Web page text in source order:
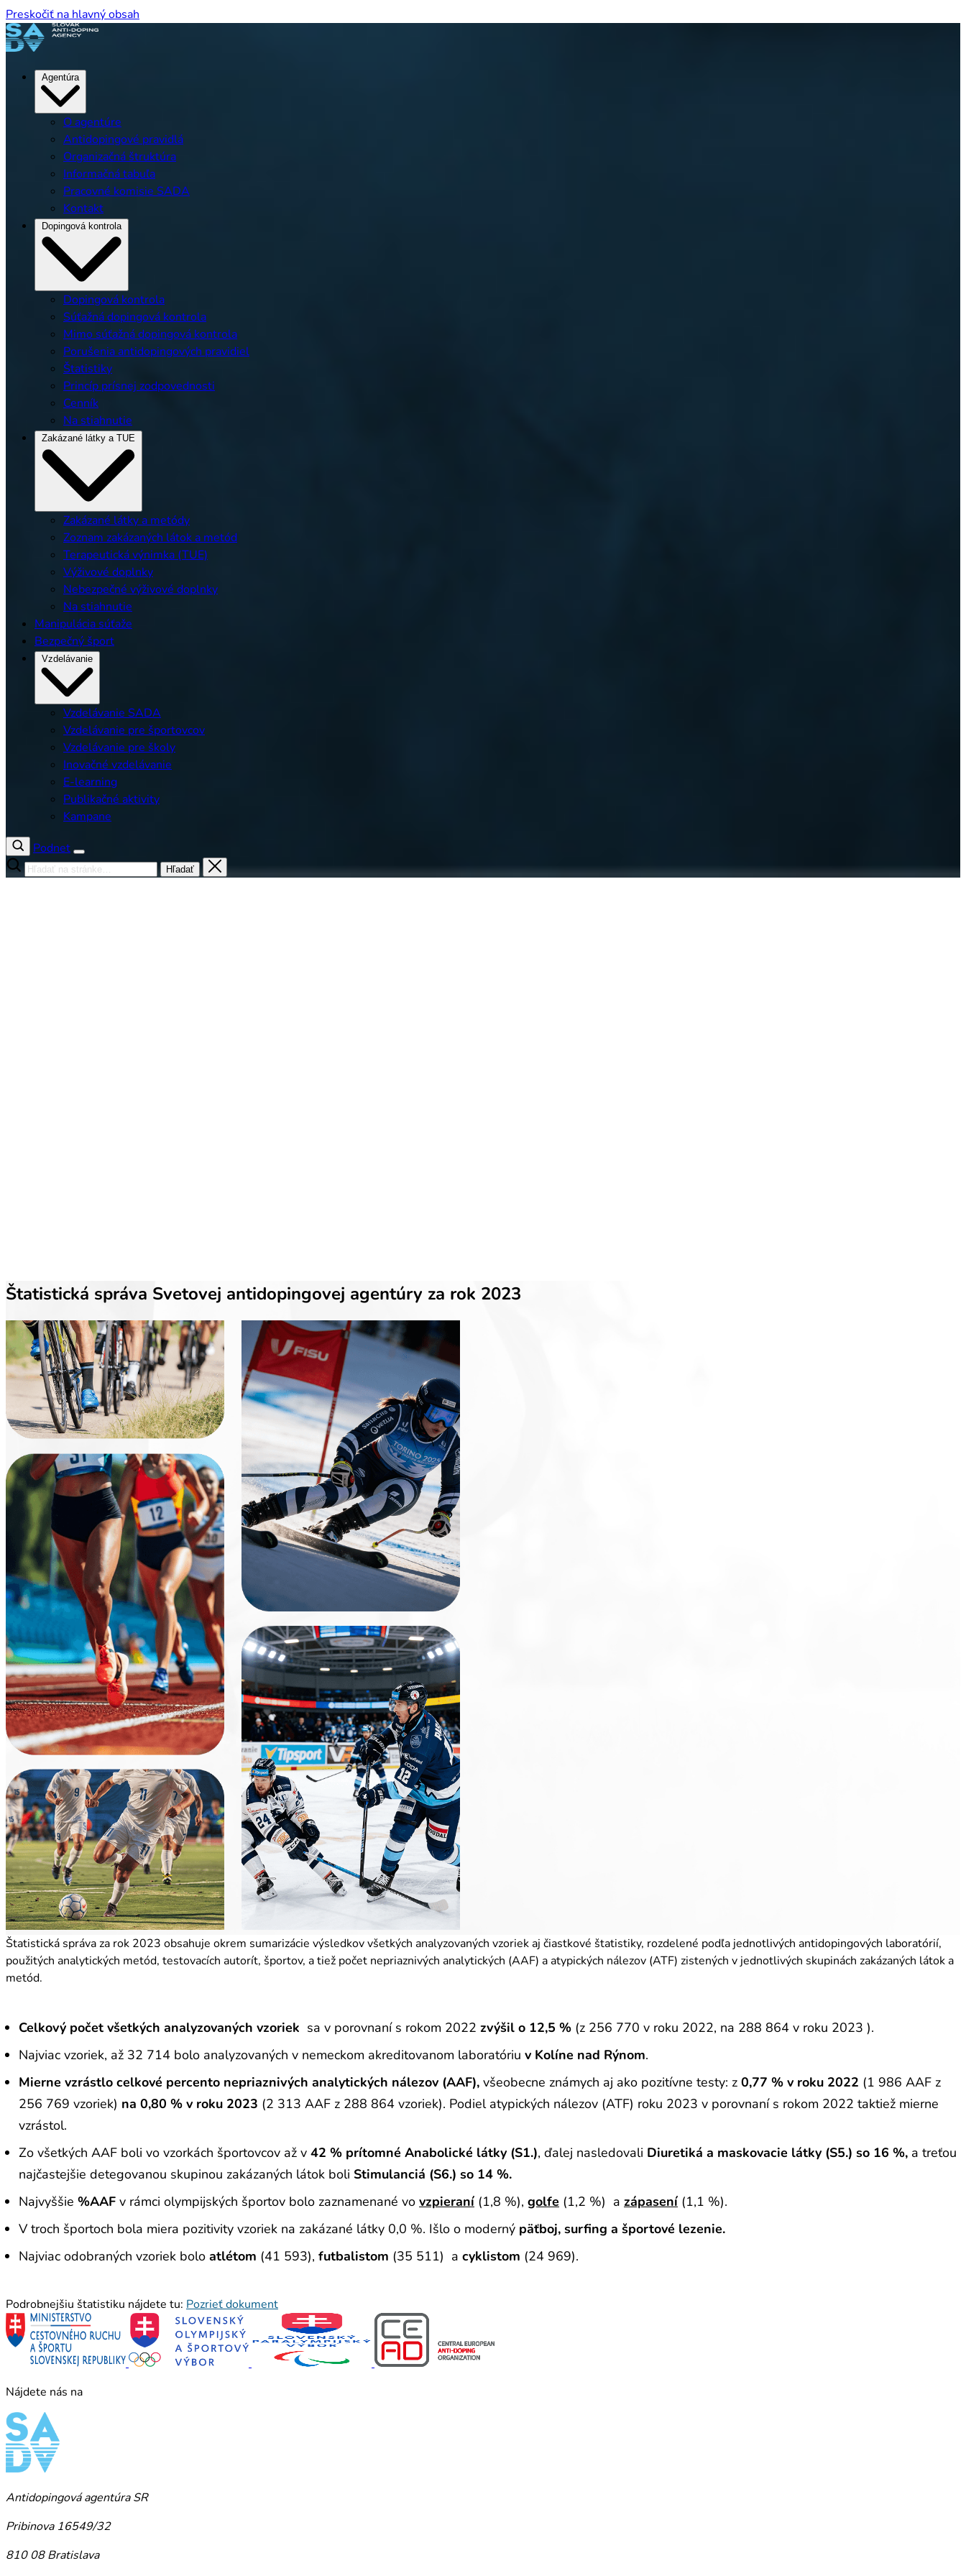
Preskočiť na hlavný obsah
Agentúra
O agentúre
Antidopingové pravidlá
Organizačná štruktúra
Informačná tabuľa
Pracovné komisie SADA
Kontakt
Dopingová kontrola
Dopingová kontrola
Súťažná dopingová kontrola
Mimo súťažná dopingová kontrola
Porušenia antidopingových pravidiel
Štatistiky
Princíp prísnej zodpovednosti
Cenník
Na stiahnutie
Zakázané látky a TUE
Zakázané látky a metódy
Zoznam zakázaných látok a metód
Terapeutická výnimka (TUE)
Výživové doplnky
Nebezpečné výživové doplnky
Na stiahnutie
Manipulácia súťaže
Bezpečný šport
Vzdelávanie
Vzdelávanie SADA
Vzdelávanie pre športovcov
Vzdelávanie pre školy
Inovačné vzdelávanie
E-learning
Publikačné aktivity
Kampane
Podnet
Hľadať
Štatistická správa Svetovej antidopingovej agentúry za rok 2023
Štatistická správa za rok 2023 obsahuje okrem sumarizácie výsledkov všetkých analyzovaných vzoriek aj čiastkové štatistiky, rozdelené podľa jednotlivých antidopingových laboratórií,
použitých analytických metód, testovacích autorít, športov, a tiež počet nepriaznivých analytických (AAF) a atypických nálezov (ATF) zistených v jednotlivých skupinách zakázaných látok a
metód.
Celkový počet všetkých analyzovaných vzoriek sa v porovnaní s rokom 2022 zvýšil o 12,5 % (z 256 770 v roku 2022, na 288 864 v roku 2023 ).
Najviac vzoriek, až 32 714 bolo analyzovaných v nemeckom akreditovanom laboratóriu v Kolíne nad Rýnom.
Mierne vzrástlo celkové percento nepriaznivých analytických nálezov (AAF), všeobecne známych aj ako pozitívne testy: z 0,77 % v roku 2022 (1 986 AAF z
256 769 vzoriek) na 0,80 % v roku 2023 (2 313 AAF z 288 864 vzoriek). Podiel atypických nálezov (ATF) roku 2023 v porovnaní s rokom 2022 taktiež mierne
vzrástol.
Zo všetkých AAF boli vo vzorkách športovcov až v 42 % prítomné Anabolické látky (S1.), ďalej nasledovali Diuretiká a maskovacie látky (S5.) so 16 %, a treťou
najčastejšie detegovanou skupinou zakázaných látok boli Stimulanciá (S6.) so 14 %.
Najvyššie %AAF v rámci olympijských športov bolo zaznamenané vo vzpieraní (1,8 %), golfe (1,2 %) a zápasení (1,1 %).
V troch športoch bola miera pozitivity vzoriek na zakázané látky 0,0 %. Išlo o moderný päťboj, surfing a športové lezenie.
Najviac odobraných vzoriek bolo atlétom (41 593), futbalistom (35 511) a cyklistom (24 969).
Podrobnejšiu štatistiku nájdete tu: Pozrieť dokument
Nájdete nás na
Antidopingová agentúra SR
Pribinova 16549/32
810 08 Bratislava